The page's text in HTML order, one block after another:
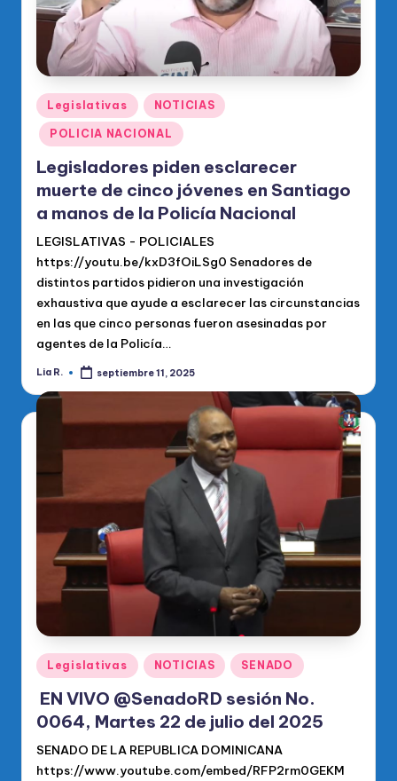
Publicado
en
Legislativas NOTICIAS
POLICIA NACIONAL
Legisladores piden esclarecer
muerte de cinco jóvenes en Santiago
a manos de la Policía Nacional
LEGISLATIVAS - POLICIALES
https://youtu.be/kxD3fOiLSg0 Senadores de
distintos partidos pidieron una investigación
exhaustiva que ayude a esclarecer las circunstancias
en las que cinco personas fueron asesinadas por
agentes de la Policía…
Publicado
Lia R. septiembre 11, 2025
Publicado
en
Legislativas NOTICIAS SENADO
EN VIVO @SenadoRD sesión No.
0064, Martes 22 de julio del 2025
SENADO DE LA REPUBLICA DOMINICANA
https://www.youtube.com/embed/RFP2rm0GEKM